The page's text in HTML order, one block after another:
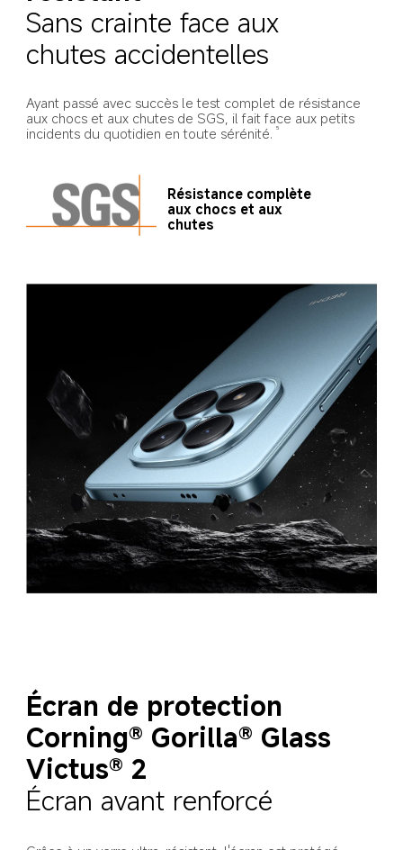
Sans crainte face aux
chutes accidentelles
Ayant passé avec succès le test complet de résistance
aux chocs et aux chutes de SGS, il fait face aux petits
incidents du quotidien en toute sérénité.
5
Résistance complète
aux chocs et aux
chutes
Écran de protection
Corning® Gorilla® Glass
Victus® 2
Écran avant renforcé